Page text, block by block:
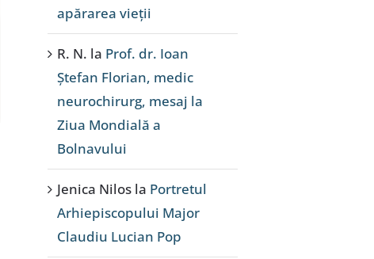
apărarea vieții
R. N. la Prof. dr. Ioan
Ștefan Florian, medic
neurochirurg, mesaj la
Ziua Mondială a
Bolnavului
Jenica Nilos la Portretul
Arhiepiscopului Major
Claudiu Lucian Pop